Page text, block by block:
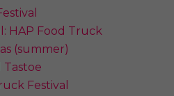
HAP Food Truck
(summer)
Tastoe
Festival